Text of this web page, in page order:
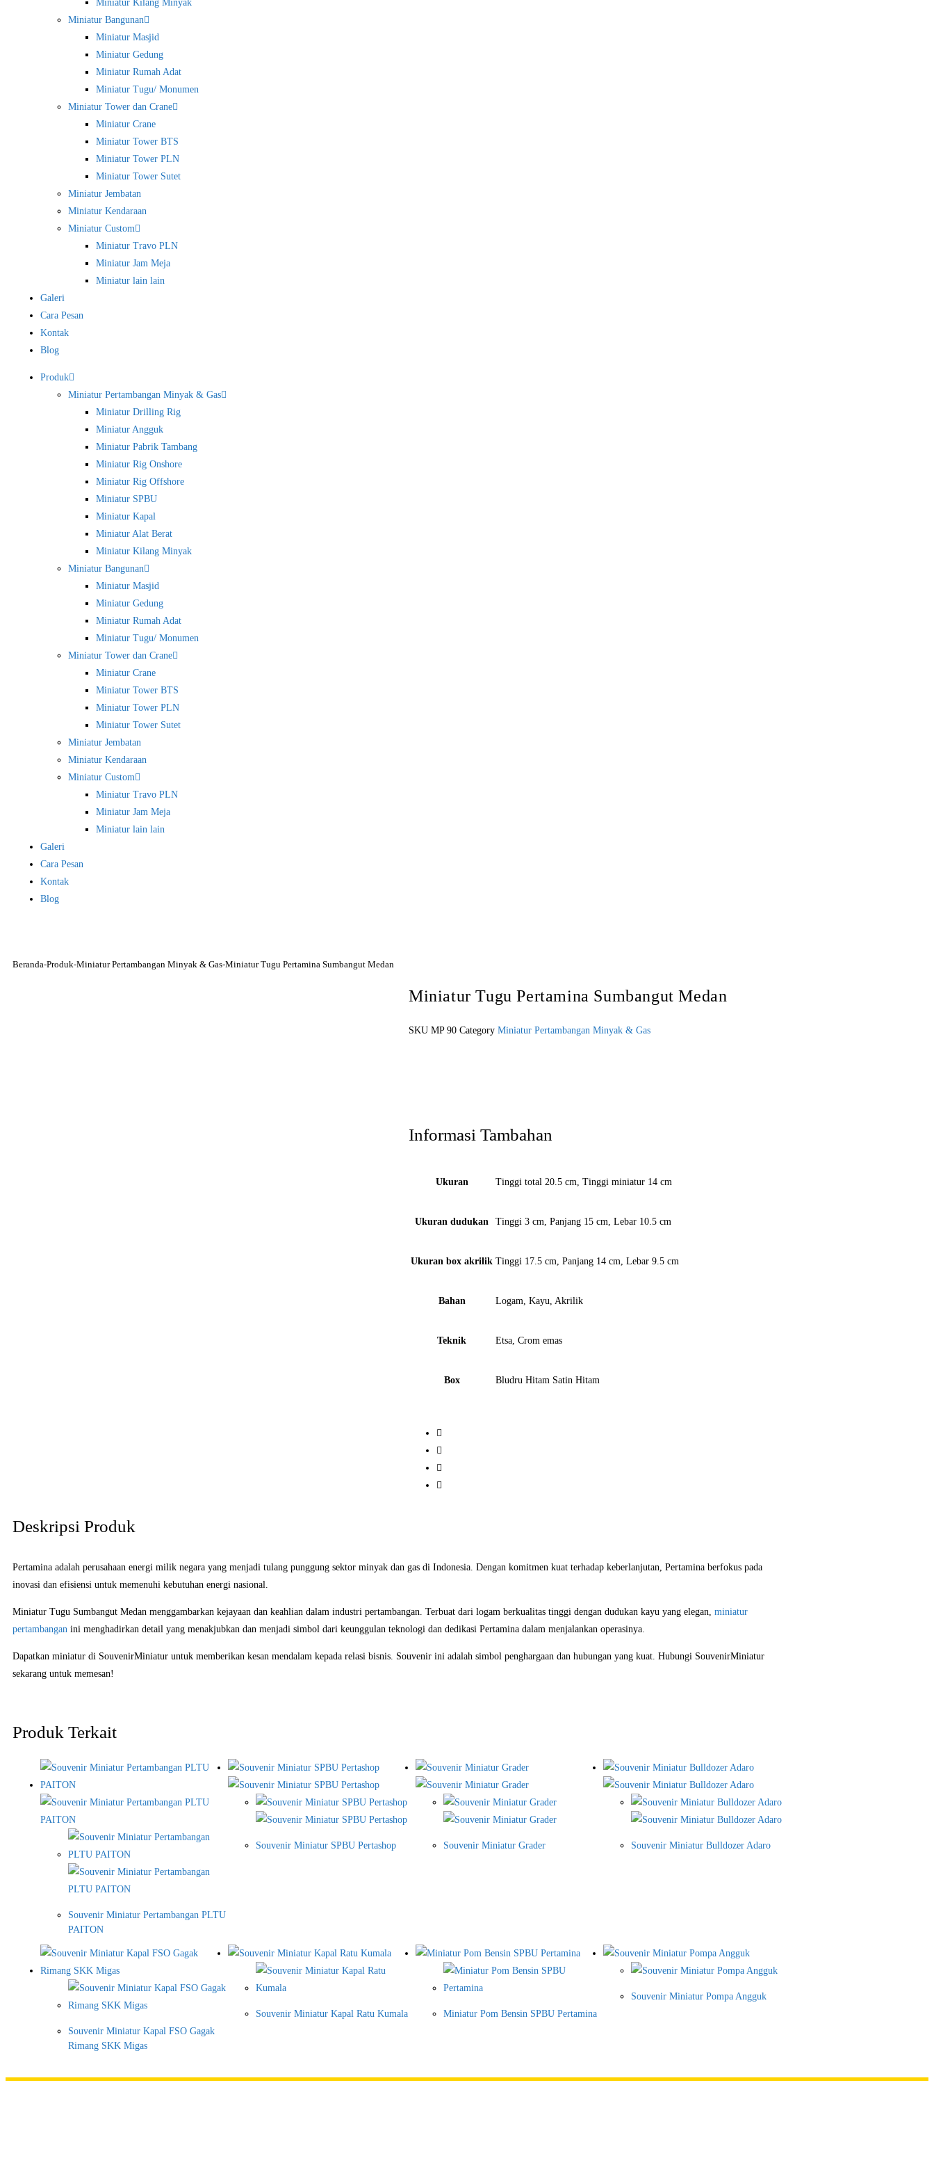
Miniatur Kilang Minyak
Miniatur Bangunan
Miniatur Masjid
Miniatur Gedung
Miniatur Rumah Adat
Miniatur Tugu/ Monumen
Miniatur Tower dan Crane
Miniatur Crane
Miniatur Tower BTS
Miniatur Tower PLN
Miniatur Tower Sutet
Miniatur Jembatan
Miniatur Kendaraan
Miniatur Custom
Miniatur Travo PLN
Miniatur Jam Meja
Miniatur lain lain
Galeri
Cara Pesan
Kontak
Blog
Produk
Miniatur Pertambangan Minyak & Gas
Miniatur Drilling Rig
Miniatur Angguk
Miniatur Pabrik Tambang
Miniatur Rig Onshore
Miniatur Rig Offshore
Miniatur SPBU
Miniatur Kapal
Miniatur Alat Berat
Miniatur Kilang Minyak
Miniatur Bangunan
Miniatur Masjid
Miniatur Gedung
Miniatur Rumah Adat
Miniatur Tugu/ Monumen
Miniatur Tower dan Crane
Miniatur Crane
Miniatur Tower BTS
Miniatur Tower PLN
Miniatur Tower Sutet
Miniatur Jembatan
Miniatur Kendaraan
Miniatur Custom
Miniatur Travo PLN
Miniatur Jam Meja
Miniatur lain lain
Galeri
Cara Pesan
Kontak
Blog
Beranda-Produk-Miniatur Pertambangan Minyak & Gas-Miniatur Tugu Pertamina Sumbangut Medan
Miniatur Tugu Pertamina Sumbangut Medan
SKU MP 90 Category Miniatur Pertambangan Minyak & Gas
Informasi Tambahan
Ukuran Tinggi total 20.5 cm, Tinggi miniatur 14 cm
Ukuran dudukan Tinggi 3 cm, Panjang 15 cm, Lebar 10.5 cm
Ukuran box akrilik Tinggi 17.5 cm, Panjang 14 cm, Lebar 9.5 cm
Bahan Logam, Kayu, Akrilik
Teknik Etsa, Crom emas
Box Bludru Hitam Satin Hitam
Deskripsi Produk
Pertamina adalah perusahaan energi milik negara yang menjadi tulang punggung sektor minyak dan gas di Indonesia. Dengan komitmen kuat terhadap keberlanjutan, Pertamina berfokus pada
inovasi dan efisiensi untuk memenuhi kebutuhan energi nasional.
Miniatur Tugu Sumbangut Medan menggambarkan kejayaan dan keahlian dalam industri pertambangan. Terbuat dari logam berkualitas tinggi dengan dudukan kayu yang elegan, miniatur
pertambangan ini menghadirkan detail yang menakjubkan dan menjadi simbol dari keunggulan teknologi dan dedikasi Pertamina dalam menjalankan operasinya.
Dapatkan miniatur di SouvenirMiniatur untuk memberikan kesan mendalam kepada relasi bisnis. Souvenir ini adalah simbol penghargaan dan hubungan yang kuat. Hubungi SouvenirMiniatur
sekarang untuk memesan!
Produk Terkait
Souvenir Miniatur Pertambangan PLTU
PAITON
Souvenir Miniatur SPBU Pertashop Souvenir Miniatur Grader Souvenir Miniatur Bulldozer Adaro
Souvenir Miniatur Kapal FSO Gagak
Rimang SKK Migas
Souvenir Miniatur Kapal Ratu Kumala Miniatur Pom Bensin SPBU Pertamina
Souvenir Miniatur Pompa Angguk